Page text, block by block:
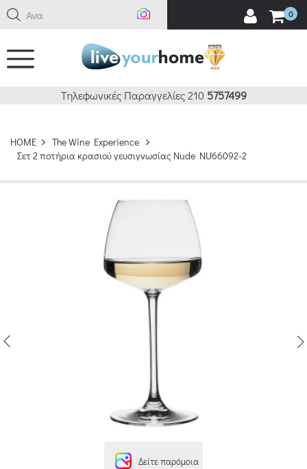
Αναζήτ 0
Τηλεφωνικές Παραγγελίες 210 5757499
HOME
The Wine Experience
Σετ 2 ποτήρια κρασιού γευσιγνωσίας Nude NU66092-2
Δείτε παρόμοια